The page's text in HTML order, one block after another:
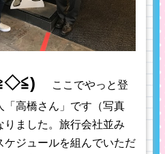
ここでやっと登
「高橋さん」です（写真
りました。旅行会社並み
ケジュールを組んでいただ